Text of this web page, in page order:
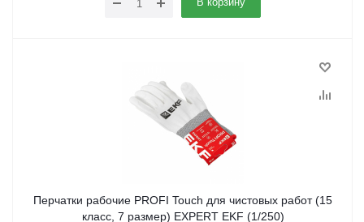
Перчатки рабочие PROFI Touch для чистовых работ (15
класс, 7 размер) EXPERT EKF (1/250)